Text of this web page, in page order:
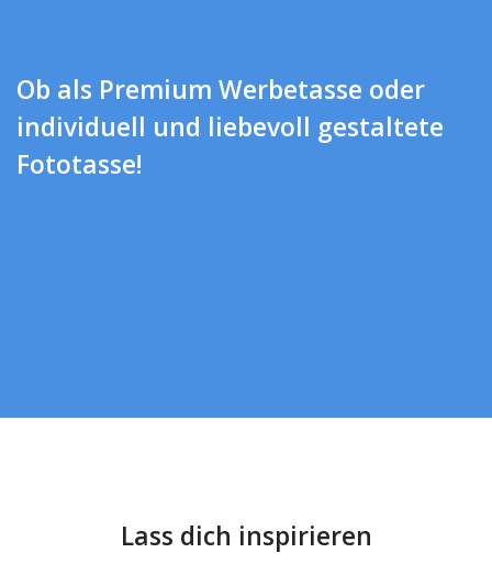
Ob als Premium Werbetasse oder
individuell und liebevoll gestaltete
Fototasse!
Lass dich inspirieren